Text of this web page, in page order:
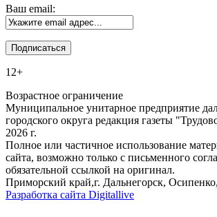
Ваш email:
12+
Возрастное ограничение
Муниципальное унитарное предприятие
городского округа редакция газеты
2026 г.
Полное или частичное использование
сайта, возможно только с письменного
обязательной ссылкой на оригинал.
Приморский край,г. Дальнегорск,
Разработка сайта Digitallive